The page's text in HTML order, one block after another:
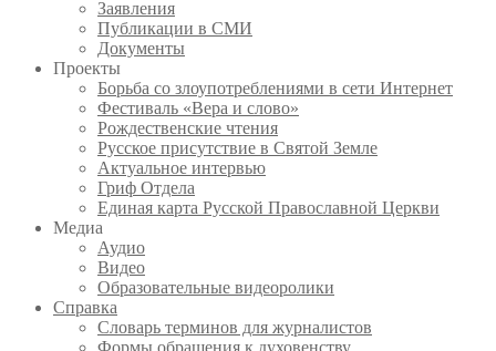
Заявления
Публикации в СМИ
Документы
Проекты
Борьба со злоупотреблениями в сети Интернет
Фестиваль «Вера и слово»
Рождественские чтения
Русское присутствие в Святой Земле
Актуальное интервью
Гриф Отдела
Единая карта Русской Православной Церкви
Медиа
Аудио
Видео
Образовательные видеоролики
Справка
Словарь терминов для журналистов
Формы обращения к духовенству